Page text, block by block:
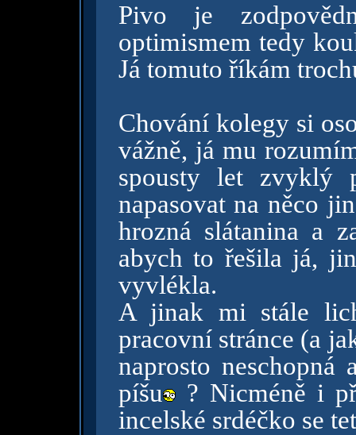
Pivo je
optimismem tedy
Já tomuto říkám
Chování kolegy si
vážně, já mu
spousty let zvyklý
napasovat na něco
hrozná slátanina a
abych to řešila já,
vyvlékla.
A jinak mi stále
pracovní stránce (a
naprosto
píšu ? Nicméně i
incelské srdéčko se